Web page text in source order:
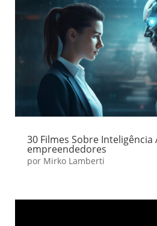
30 Filmes Sobre
empreendedores
por Mirko Lamberti